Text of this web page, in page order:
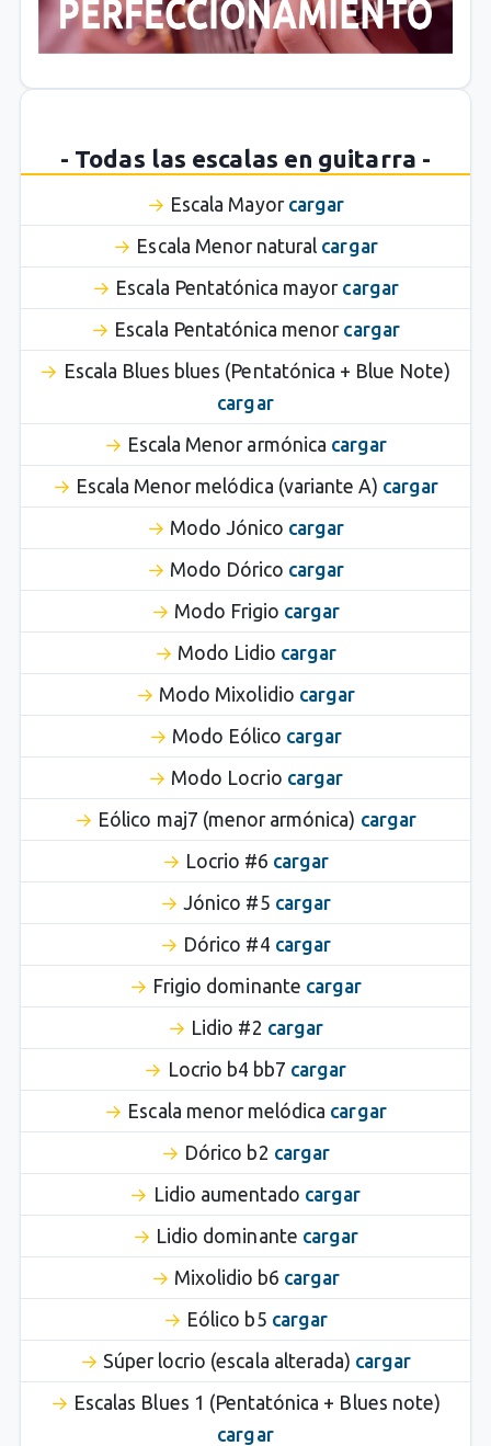
- Todas las escalas en guitarra -
Escala Mayor cargar
Escala Menor natural cargar
Escala Pentatónica mayor cargar
Escala Pentatónica menor cargar
Escala Blues blues (Pentatónica + Blue Note)
cargar
Escala Menor armónica cargar
Escala Menor melódica (variante A) cargar
Modo Jónico cargar
Modo Dórico cargar
Modo Frigio cargar
Modo Lidio cargar
Modo Mixolidio cargar
Modo Eólico cargar
Modo Locrio cargar
Eólico maj7 (menor armónica) cargar
Locrio #6 cargar
Jónico #5 cargar
Dórico #4 cargar
Frigio dominante cargar
Lidio #2 cargar
Locrio b4 bb7 cargar
Escala menor melódica cargar
Dórico b2 cargar
Lidio aumentado cargar
Lidio dominante cargar
Mixolidio b6 cargar
Eólico b5 cargar
Súper locrio (escala alterada) cargar
Escalas Blues 1 (Pentatónica + Blues note)
cargar